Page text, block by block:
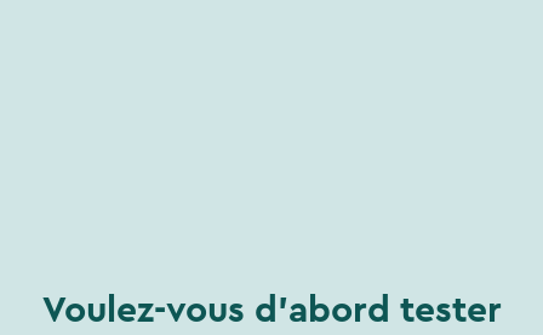
Voulez-vous d'abord tester